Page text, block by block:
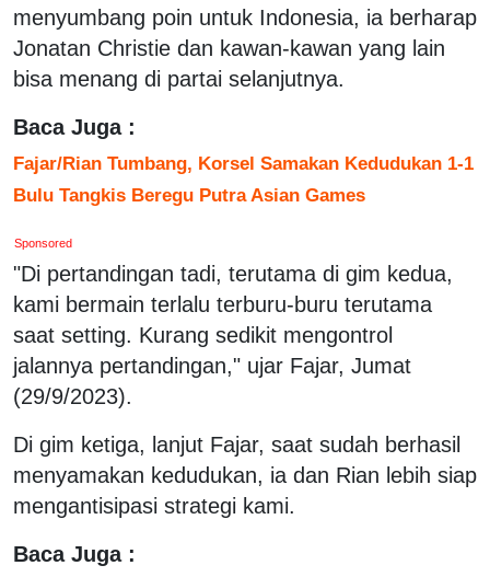
menyumbang poin untuk Indonesia, ia berharap
Jonatan Christie dan kawan-kawan yang lain
bisa menang di partai selanjutnya.
Baca Juga :
Fajar/Rian Tumbang, Korsel Samakan Kedudukan 1-1
Bulu Tangkis Beregu Putra Asian Games
Sponsored
"Di pertandingan tadi, terutama di gim kedua,
kami bermain terlalu terburu-buru terutama
saat setting. Kurang sedikit mengontrol
jalannya pertandingan," ujar Fajar, Jumat
(29/9/2023).
Di gim ketiga, lanjut Fajar, saat sudah berhasil
menyamakan kedudukan, ia dan Rian lebih siap
mengantisipasi strategi kami.
Baca Juga :